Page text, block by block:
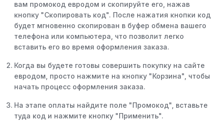
вам промокод евродом и скопируйте его, нажав
кнопку "Скопировать код". После нажатия кнопки код
будет мгновенно скопирован в буфер обмена вашего
телефона или компьютера, что позволит легко
вставить его во время оформления заказа.
Когда вы будете готовы совершить покупку на сайте
евродом, просто нажмите на кнопку "Корзина", чтобы
начать процесс оформления заказа.
На этапе оплаты найдите поле "Промокод", вставьте
туда код и нажмите кнопку "Применить".